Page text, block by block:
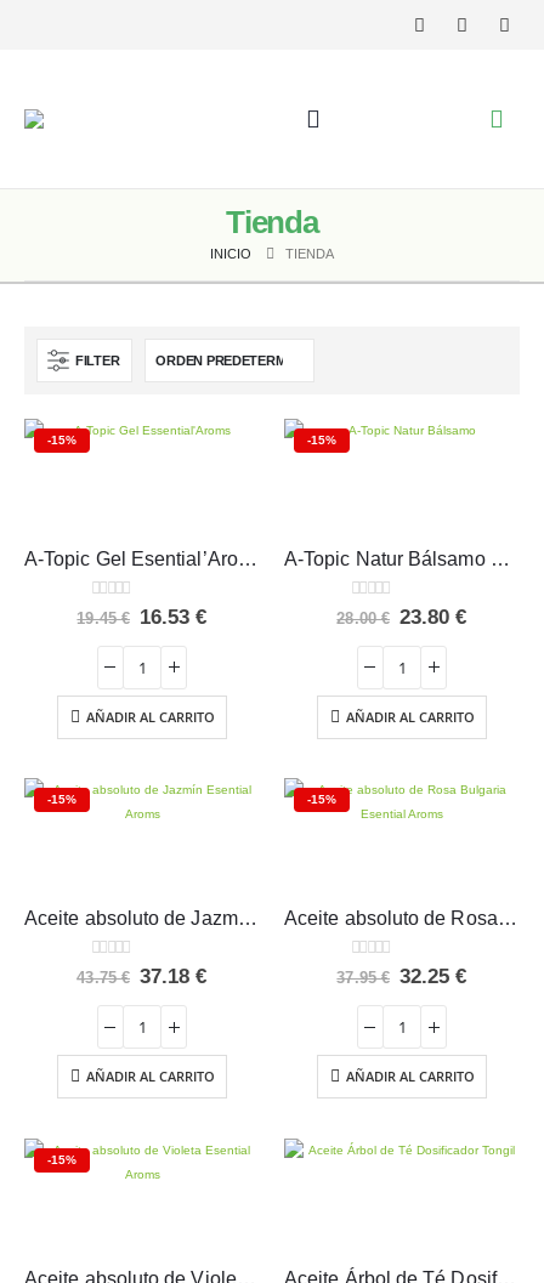
Tienda
INICIO TIENDA
FILTER
-15%
A-Topic Gel Esential’Aroms 400 ml
0 out of 5
19.45€ El
original
era:
19.45 €.
16.53€El
16.53 €.
AÑADIR AL CARRITO
-15%
A-Topic Natur Bálsamo Esential’Aroms 100 ml
0 out of 5
28.00€ El
original
era:
28.00 €.
23.80€El
23.80 €.
AÑADIR AL CARRITO
-15%
Aceite absoluto de Jazmín Esential Aroms
0 out of 5
43.75€ El
era:
43.75 €.
37.18€El
37.18 €.
AÑADIR AL CARRITO
-15%
Aceite absoluto de Rosa Bulgaria Esential Aroms
0 out of 5
37.95€ El
era:
37.95 €.
32.25€El
32.25 €.
AÑADIR AL CARRITO
-15%
Aceite absoluto de Violeta Esential Aroms Aceite Árbol de Té Dosificador Tongil 15 ml